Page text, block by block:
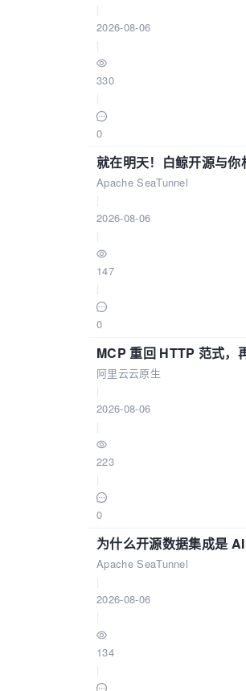
2026-08-06
330
0
就在明天！白鲸开源与
Apache SeaTunnel
2026-08-06
147
0
MCP 重回 HTTP 范式，
阿里云云原生
2026-08-06
223
0
为什么开源数据集成是
Apache SeaTunnel
2026-08-06
134